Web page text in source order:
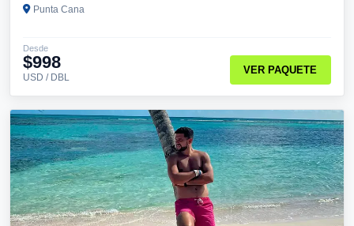
Punta Cana
Desde
$998
USD / DBL
VER PAQUETE